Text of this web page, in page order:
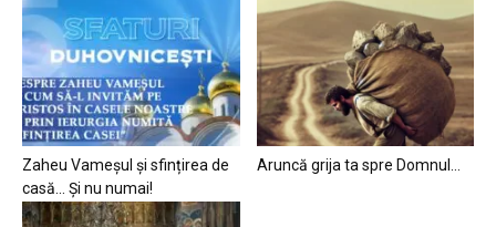
Zaheu Vameșul și sfințirea de
casă… Și nu numai!
Aruncă grija ta spre Domnul…